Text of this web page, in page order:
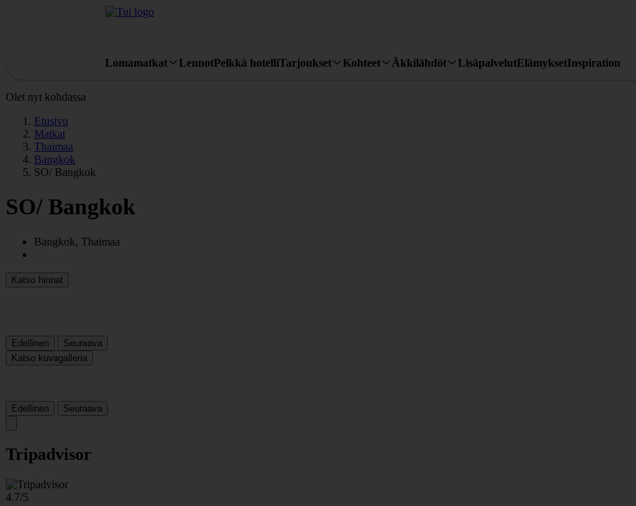
Lomamatkat LennotPelkkä hotelliTarjoukset Kohteet Äkkilähdöt LisäpalvelutElämyksetInspiration
Olet nyt kohdassa
Etusivu
Matkat
Thaimaa
Bangkok
SO/ Bangkok
SO/ Bangkok
Bangkok, Thaimaa
Katso hinnat
Edellinen
Seuraava
Katso kuvagalleria
Edellinen Seuraava
Tripadvisor
4.7/5